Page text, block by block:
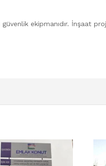
ekipmanıdır. İnşaat